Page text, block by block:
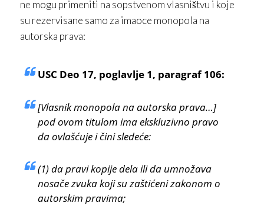
ne mogu primeniti na sopstvenom vlasništvu i koje
su rezervisane samo za imaoce monopola na
autorska prava:
USC Deo 17, poglavlje 1, paragraf 106:
[Vlasnik monopola na autorska prava…]
pod ovom titulom ima ekskluzivno pravo
da ovlašćuje i čini sledeće:
(1) da pravi kopije dela ili da umnožava
nosače zvuka koji su zaštićeni zakonom o
autorskim pravima;